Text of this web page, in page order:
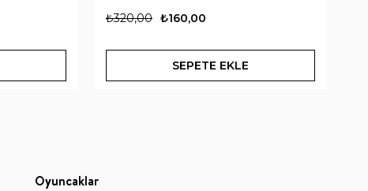
₺160,00
₺320,00
SEPETE EKLE
Oyuncaklar